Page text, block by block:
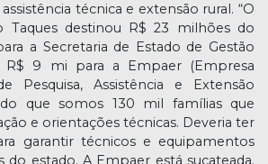
técnica e extensão rural. “O
Taques destinou R$ 23 milhões do
a Secretaria de Estado de Gestão
R$ 9 mi para a Empaer (Empresa
Pesquisa, Assistência e Extensão
que somos 130 mil famílias que
e orientações técnicas. Deveria ter
garantir técnicos e equipamentos
do estado. A Empaer está sucateada.